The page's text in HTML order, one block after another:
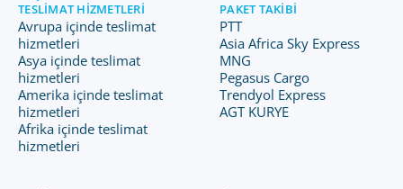
TESLIMAT HIZMETLERI
Avrupa içinde teslimat
hizmetleri
Asya içinde teslimat
hizmetleri
Amerika içinde teslimat
hizmetleri
Afrika içinde teslimat
hizmetleri
PAKET TAKIBI
PTT
Asia Africa Sky Express
MNG
Pegasus Cargo
Trendyol Express
AGT KURYE